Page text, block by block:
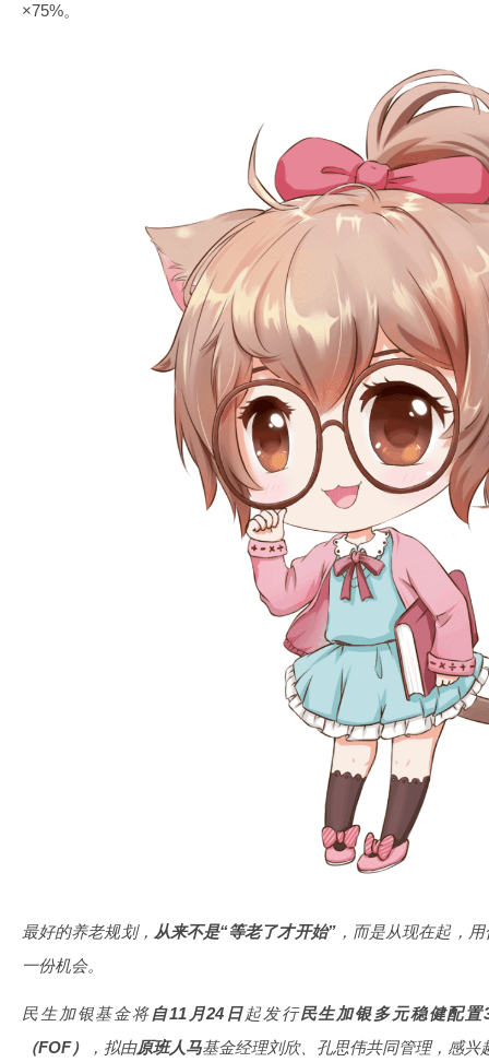
×75%。
最好的养老规划， 从来不是“等老了才开始”，而是从现在起，
一份机会。
民生加银基金将自11月24日起发行民生加银多元稳健配
（FOF）
，拟由原班人马基金经理刘欣、孔思伟共同管理，感兴